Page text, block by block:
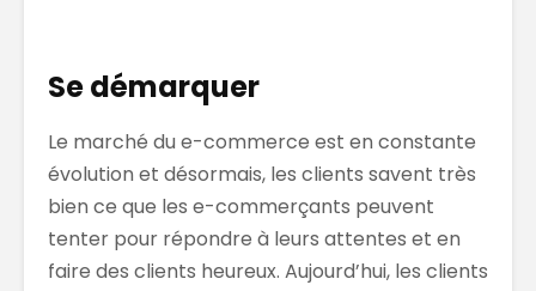
Se démarquer
Le marché du e-commerce est en constante
évolution et désormais, les clients savent très
bien ce que les e-commerçants peuvent
tenter pour répondre à leurs attentes et en
faire des clients heureux. Aujourd’hui, les clients